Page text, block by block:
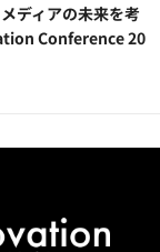
ディアの未来を考
Conference 20